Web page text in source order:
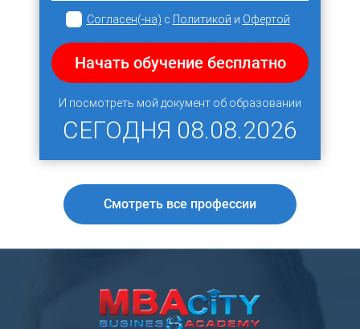
Согласен(-на) с Политикой и Офертой
Начать обучение бесплатно
И посмотреть мой документ об образовании
СЕГОДНЯ 08.08.2026
Смотреть все профессии